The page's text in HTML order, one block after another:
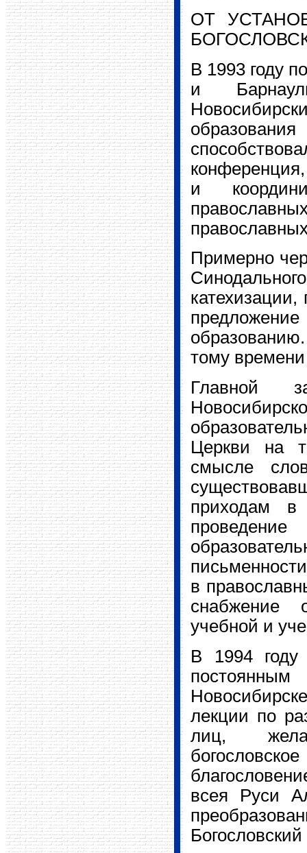
ОТ
В 1993 году
и
и
Примерно
тому
Главной
Церкви на
смысле
приходам в
в
снабжение
учебной и
В 1994 году
лекции по
лиц,
всея Руси
Богословский